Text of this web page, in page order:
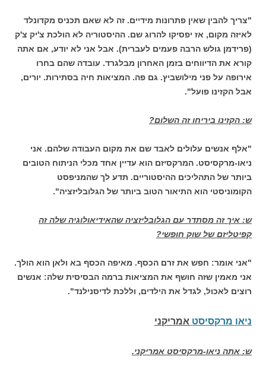
"צריך להבין שאין פתרונות מידיים. זה לא שאם תכניס מקדונלד
לאיזה מקום, אז יפסיקו להרוג שם. ההיסטוריה לא הולכת צ'יק צ'ק
(פרידמן גולש הרבה פעמים לעברית). אבל אני לא יודע, אם אתה
קורא את הדיווחים בזמן האחרון מבלגרד. עובדה שהם בחרו
אירופה על פני מילושביץ. גם פה. המציאות חיה בסתירות. יורים,
אבל הקזינו פועל".
ש: הקזינו ביריחו זה השלום?
"אלף אנשים עלולים לאבד שם את מקום העבודה שלהם. אני
ניאו-מרקסיסט. המרקסיזם הוא עדיין אחד מכלי הניתוח הטובים
ביותר של התהליכים ההיסטוריים. תדע לך שהמניפסט
הקומוניסטי הוא התיאור הטוב ביותר של הגלובליזציה".
ש: איך זה מסתדר עם הגלובליזציה שהאידיאולוגיה שלה זה
קפיטליזם של שוק חופשי?
"אני אומר: חפש את זרם הכסף. מאיפה הכסף בא ולאן הוא הולך.
אני מאמין שזה חושף את המציאות ברמה הבסיסית שלה: אנשים
רוצים לאכול, לגדל את הילדים, וללכת לדיסנילנד".
ניאו מרקסיסט אמריקני
ש: אתה ניאו-מרקסיסט אמריקני.